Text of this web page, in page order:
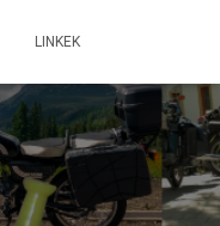
LINKEK